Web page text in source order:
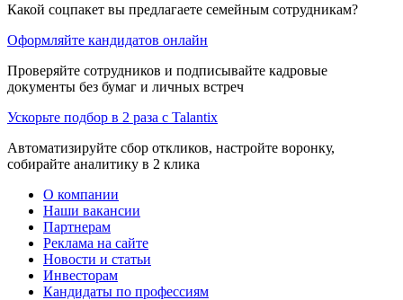
Какой соцпакет вы предлагаете семейным сотрудникам?
Оформляйте кандидатов онлайн
Проверяйте сотрудников и подписывайте кадровые
документы без бумаг и личных встреч
Ускорьте подбор в 2 раза с Talantix
Автоматизируйте сбор откликов, настройте воронку,
собирайте аналитику в 2 клика
О компании
Наши вакансии
Партнерам
Реклама на сайте
Новости и статьи
Инвесторам
Кандидаты по профессиям